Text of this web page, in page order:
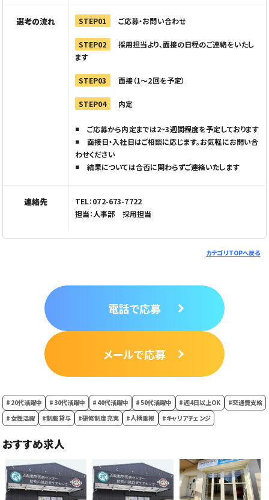
※電話でご応募の際は「Elabel（えらべる）を見た」とお伝
選考の流れ STEP01 ご応募・お問い合わせ
STEP02
採用担当より、面接の日程のご連絡をいたし
ます
STEP03 面接（1〜2回を予定）
STEP04 内定
ご応募から内定までは2~3週間程度を予定しております
面接日・入社日はご相談に応じます。お気軽にお問い合
わせください
結果については合否に関わらずご連絡いたします
連絡先
TEL：072-673-7722
担当：人事部 採用担当
カテゴリTOPへ戻る
電話で応募
メールで応募
#20代活躍中 #30代活躍中 #40代活躍中 #50代活躍中 #週4日以上OK
#交通費支給
#女性活躍
#制服貸与 #研修制度充実 #人柄重視 #キャリアチェンジ
おすすめ求人